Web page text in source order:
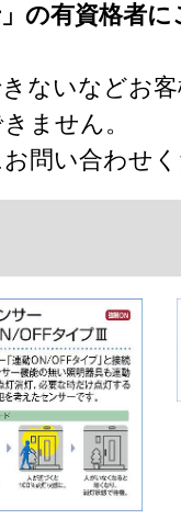
の有資格者
ないなどお
ません。
問い合わせ